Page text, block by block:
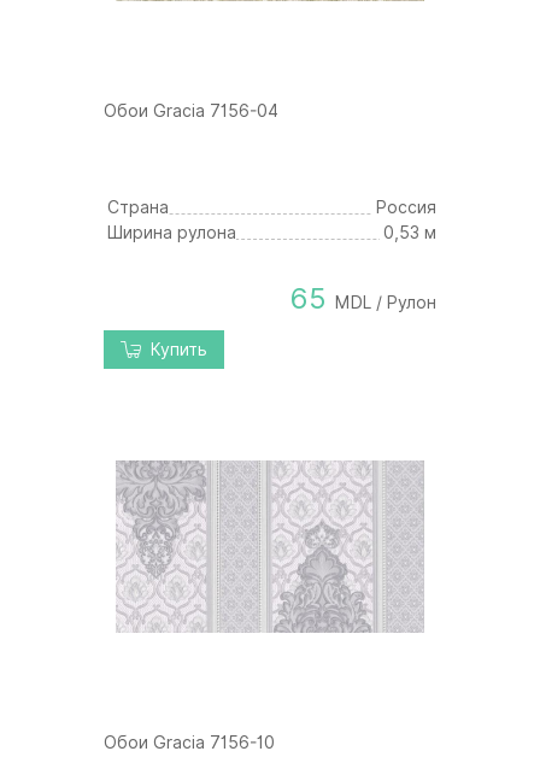
Обои Gracia 7156-04
Страна
Россия
Ширина рулона
0,53 м
65 MDL / Рулон
Купить
Обои Gracia 7156-10